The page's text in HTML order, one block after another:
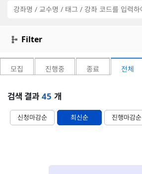
색
Filter
모집 진행중 종료 전체
검색 결과 45 개
신청마감순 최신순 진행마감순